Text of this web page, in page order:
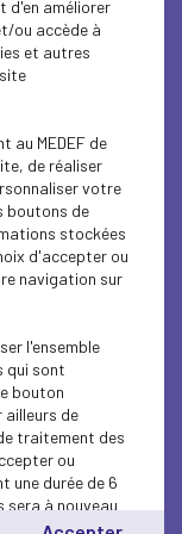
d'en améliorer
ou accède à
et autres
au MEDEF de
de réaliser
votre
boutons de
stockées
d'accepter ou
navigation sur
l'ensemble
qui sont
bouton
ailleurs de
traitement des
ou
une durée de 6
sera à nouveau